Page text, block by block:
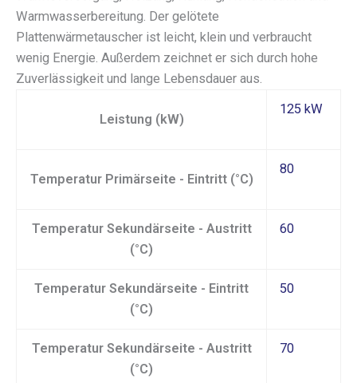
Warmwasserbereitung. Der gelötete
Plattenwärmetauscher ist leicht, klein und verbraucht
wenig Energie. Außerdem zeichnet er sich durch hohe
Zuverlässigkeit und lange Lebensdauer aus.
Leistung (kW)
125 kW
Temperatur Primärseite - Eintritt (°C)
80
Temperatur Sekundärseite - Austritt
(°C)
60
Temperatur Sekundärseite - Eintritt
(°C)
50
Temperatur Sekundärseite - Austritt
(°C)
70